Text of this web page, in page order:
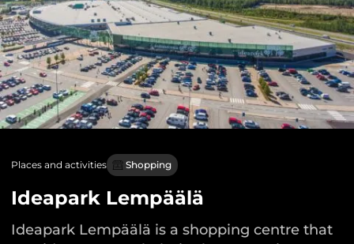
Places and activities Shopping
Ideapark Lempäälä
Ideapark Lempäälä is a shopping centre that